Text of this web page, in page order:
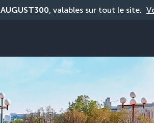
AUGUST300, valables sur tout le site.